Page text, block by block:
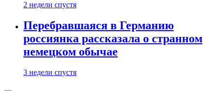
2 недели спустя
Перебравшаяся в Германию
россиянка рассказала о странном
немецком обычае
3 недели спустя